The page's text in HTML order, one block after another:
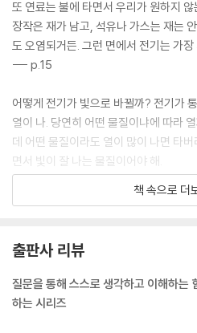
또 연료는 불에 타면서 우리가 원하지
장작은 재가 남고, 석유나 가스는 재는
도 오염되거든. 그런 면에서 전기는 가
--- p.15
어떻게 전기가 빛으로 바뀔까? 전기가
열이 나. 당연히 어떤 물질이냐에 따라
데 어떤 물질이라도 열이 많이 나면 타
면서 빛이 잘 나는 물질이어야 해.
--- p.25
해. 증기 기관은 ‘증기’의 힘으로 도는 모
로 도는 모터야. 그래서 자동차 회사의
있는 경우가 많지.
책 속으로 더
출판사 리뷰
질문을 통해 스스로 생각하고 이해하는
하는 시리즈